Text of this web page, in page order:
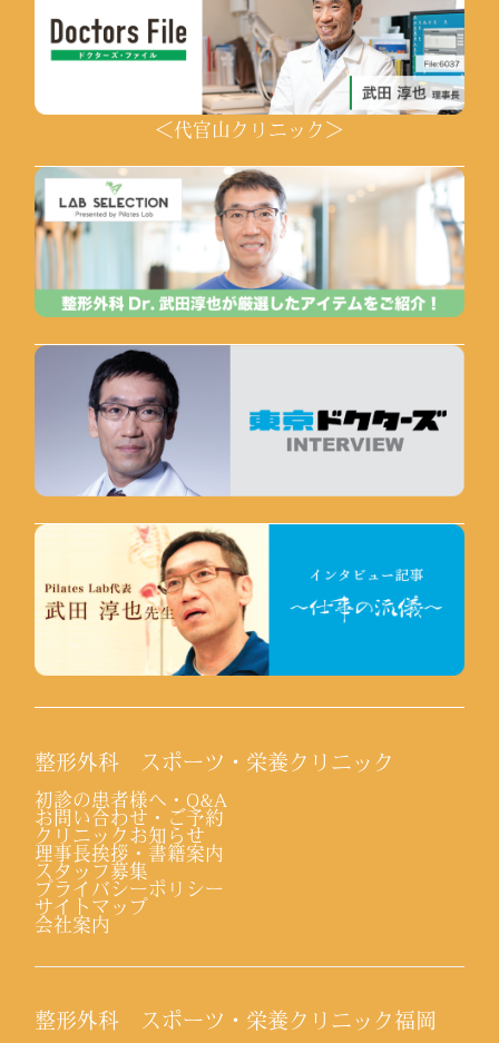
＜代官山クリニック＞
整形外科 スポーツ・栄養クリニック
初診の患者様へ・Q&A
お問い合わせ・ご予約
クリニックお知らせ
理事長挨拶・書籍案内
スタッフ募集
プライバシーポリシー
サイトマップ
会社案内
整形外科 スポーツ・栄養クリニック福岡